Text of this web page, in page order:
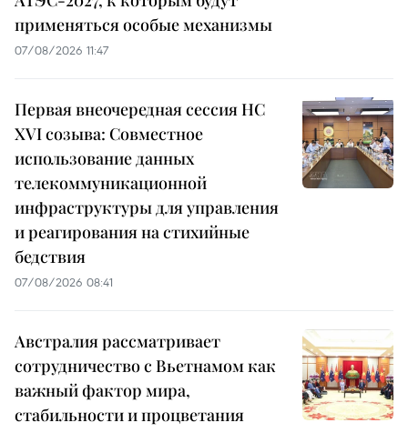
применяться особые механизмы
07/08/2026 11:47
Первая внеочередная сессия НС
XVI созыва: Совместное
использование данных
телекоммуникационной
инфраструктуры для управления
и реагирования на стихийные
бедствия
07/08/2026 08:41
Австралия рассматривает
сотрудничество с Вьетнамом как
важный фактор мира,
стабильности и процветания